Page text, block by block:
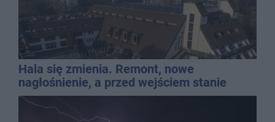
Hala się zmienia. Remont, nowe
nagłośnienie, a przed wejściem stanie
QEMETICA ARENA